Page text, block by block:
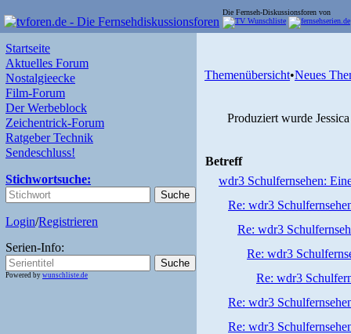
Die Fernseh-Diskussionsforen von
Startseite
Aktuelles Forum
Nostalgieecke
Film-Forum
Der Werbeblock
Zeichentrick-Forum
Ratgeber Technik
Sendeschluss!
Stichwortsuche:
Login/Registrieren
Serien-Info:
Powered by wunschliste.de
Themenübersicht•Neues
Produziert wurde
Betreff
wdr3 Schulfernsehen:
Re: wdr3
Re: wdr3
Re: wdr3
Re: wdr3
Re: wdr3
Re: wdr3